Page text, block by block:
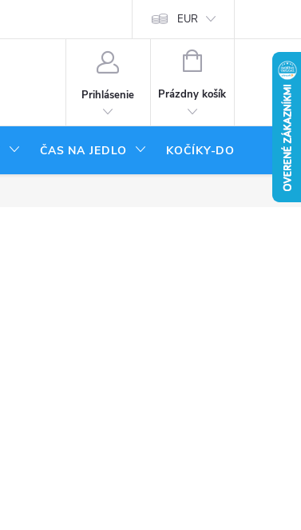
EUR
Prihlásenie
NÁKUPNÝ
Prázdny košík
ČAS NA JEDLO KOČÍKY-DOPLNKY